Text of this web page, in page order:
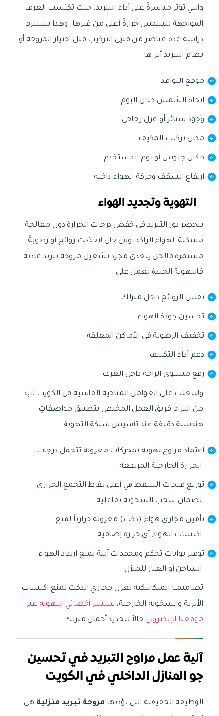
والتي تؤثر مباشرةً على أداء التبريد. حيث تكتسب الغرف
المواجهة للشمس حرارةً أعلى من غيرها. وهذا يستلزم
دراسة عدة عناصر من فنيي التركيب قبل اختيار المروحة أو
نظام التبريد أبرزها:
موقع النوافذ
اتجاه الشمس خلال اليوم
وجود ستائر أو عزل زجاجي
مكان تركيب المكيف
مكان جلوس أو نوم المستخدم
ارتفاع السقف وحركة الهواء داخله
التهوية وتجديد الهواء
ينحصر دور التبريد في خفض درجات الحرارة دون معالجة
مشكلة الهواء الراكد، وفي حال لاحظت روائح أو رطوبةً
مستمرة فالحل يتعدى مجرد تشغيل مروحة تبريد عادية.
فالتهوية الجيدة تعمل على:
تقليل الروائح داخل منزلك
تحسين جودة الهواء
تخفيف الرطوبة في الأماكن المغلقة
دعم أداء التكييف
رفع مستوى الراحة داخل الغرف
ولتتغلب على العوامل المناخية القاسية في الكويت لابد
من التزام فريق العمل المختص بتطبيق مواصفاتٍ
هندسية دقيقة عند تأسيس شبكة التهوية:
اعتماد مراوح تهوية بمحركات معزولة تتحمل درجات
الحرارة الخارجية المرتفعة
توزيع فتحات الشفط في أعلى نقاط التجمع الحراري
لضمان سحب السخونة بفاعلية
تأمين مجاري هواء (دكت) معزولة حرارياً لمنع
اكتساب الهواء أي حرارة إضافية
توفير بوابات تحكم ومخمدات آلية لمنع ارتداد الهواء
الساخن أو الغبار للمنزل
تصاميمنا الميكانيكية تعزل مجاري الدكت لمنع اكتساب
الأتربة والسخونة الخارجية،استشر أخصائي التهوية عبر
موقعنا الإلكتروني حالاً لتحديد أحمال منزلك.
آلية عمل مراوح التبريد في تحسين
جو المنازل الداخلي في الكويت
الوظيفة الحقيقية التي تؤديها مروحة تبريد منزلية هي